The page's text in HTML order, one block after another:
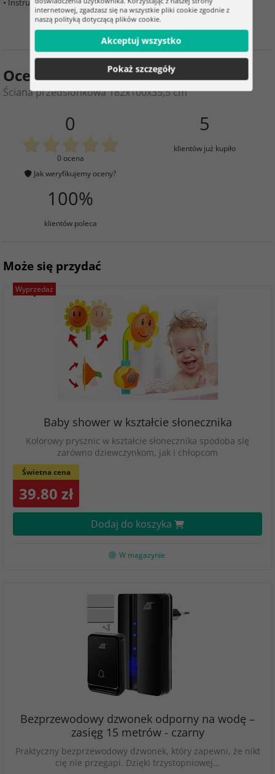
• Instrukcja obsługi
Ocena produktu
Ściana przedsionkowa 182x100x35,5 cm
0
0 ocena
Jak weryfikujemy oceny?
5
klientów już kupiło
100%
klientów poleca
Może się przydać
Wyprzedaż
Baby shower w kształcie słonecznika
Kolorowy prysznic w kształcie słonecznika spodoba się
zarówno dziewczynkom, jak i chłopcom
Świetna cena
39.80 zł
Dodaj do koszyka
W magazynie
Bezprzewodowy dzwonek odporny na wodę –
zasięg 15 metrów - czarny
Praktyczny bezprzewodowy dzwonek, który zapewni, że nikt
cię nie przegapi. Dzięki trzystopniowej…
internetowej, zgadzasz się na wszystkie pliki cookie zgodnie z
naszą polityką dotyczącą plików cookie.
Akceptuj wszystko
Pokaż szczegóły